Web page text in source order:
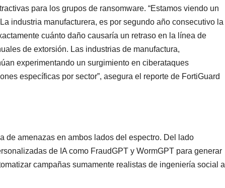
para los grupos de ransomware. “Estamos viendo un
industria manufacturera, es por segundo año consecutivo la
cuánto daño causaría un retraso en la línea de
de extorsión. Las industrias de manufactura,
experimentando un surgimiento en ciberataques
específicas por sector”, asegura el reporte de FortiGuard
de amenazas en ambos lados del espectro. Del lado
de IA como FraudGPT y WormGPT para generar
campañas sumamente realistas de ingeniería social a